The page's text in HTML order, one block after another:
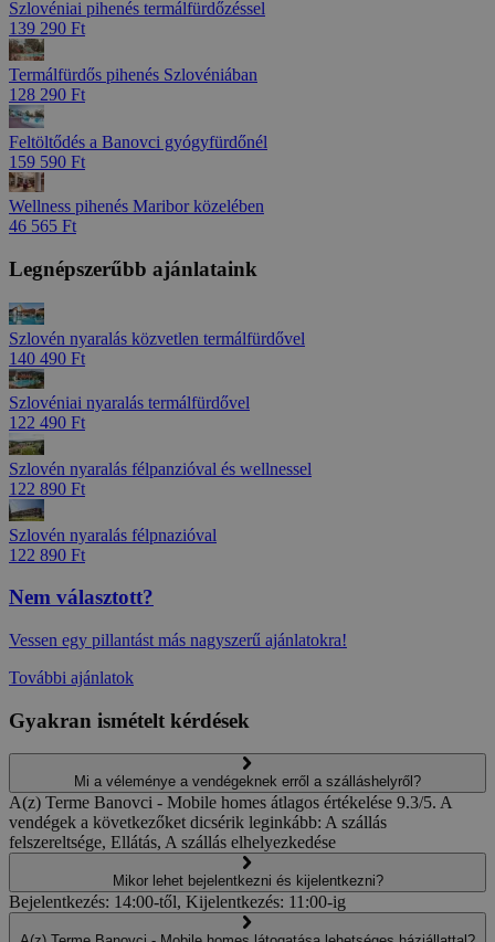
Szlovéniai pihenés termálfürdőzéssel
139 290 Ft
Termálfürdős pihenés Szlovéniában
128 290 Ft
Feltöltődés a Banovci gyógyfürdőnél
159 590 Ft
Wellness pihenés Maribor közelében
46 565 Ft
Legnépszerűbb ajánlataink
Szlovén nyaralás közvetlen termálfürdővel
140 490 Ft
Szlovéniai nyaralás termálfürdővel
122 490 Ft
Szlovén nyaralás félpanzióval és wellnessel
122 890 Ft
Szlovén nyaralás félpnazióval
122 890 Ft
Nem választott?
Vessen egy pillantást más nagyszerű ajánlatokra!
További ajánlatok
Gyakran ismételt kérdések
Mi a véleménye a vendégeknek erről a szálláshelyről?
A(z) Terme Banovci - Mobile homes átlagos értékelése 9.3/5. A
vendégek a következőket dicsérik leginkább: A szállás
felszereltsége, Ellátás, A szállás elhelyezkedése
Mikor lehet bejelentkezni és kijelentkezni?
Bejelentkezés: 14:00-től, Kijelentkezés: 11:00-ig